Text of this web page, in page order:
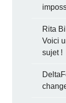
Rita
Voici
sujet !